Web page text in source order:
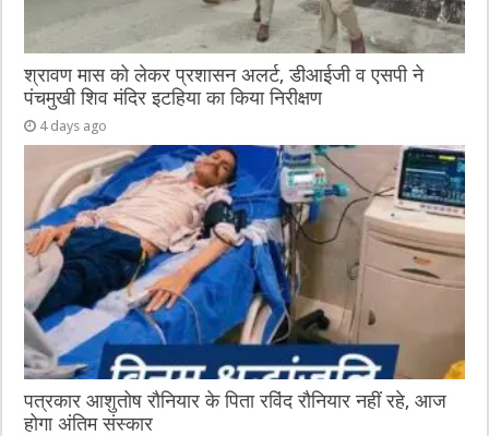
श्रावण मास को लेकर प्रशासन अलर्ट, डीआईजी व एसपी ने
पंचमुखी शिव मंदिर इटहिया का किया निरीक्षण
4 days ago
पत्रकार आशुतोष रौनियार के पिता रविंद रौनियार नहीं रहे, आज
होगा अंतिम संस्कार